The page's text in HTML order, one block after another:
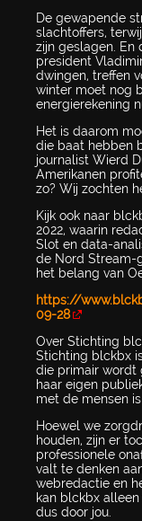
De gewapende
slachtoffers,
zijn geslagen. En
president
dwingen, treffen
winter moet nog
energierekening
Het is daarom
die baat hebben
journalist Wierd
Amerikanen
zo? Wij zochten
Kijk ook naar
2022, waarin
Slot en data-
de Nord Stream-
het belang van
https://
09-28
Over Stichting
Stichting blckbx
die primair wordt
haar eigen
met de mensen
Hoewel we
houden, zijn er
professionele
valt te denken
webredactie en
kan blckbx
dus door jou.